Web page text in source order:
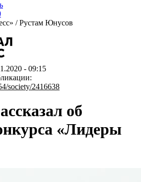
/Рустам Юнусов
- 09:15
society/2416638
об
«Лидеры